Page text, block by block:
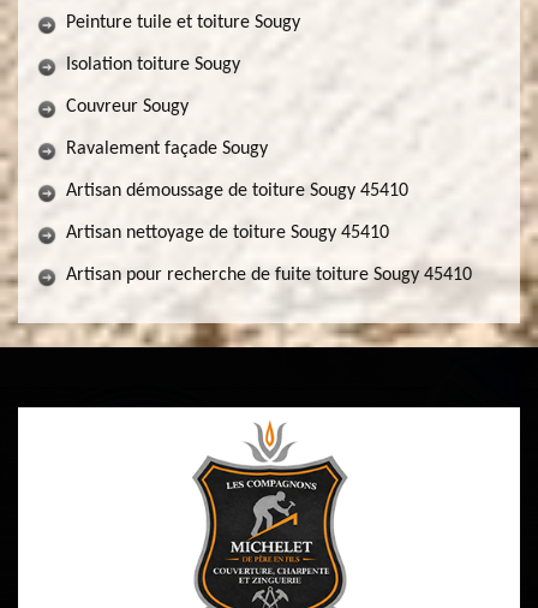
Peinture tuile et toiture Sougy
Isolation toiture Sougy
Couvreur Sougy
Ravalement façade Sougy
Artisan démoussage de toiture Sougy 45410
Artisan nettoyage de toiture Sougy 45410
Artisan pour recherche de fuite toiture Sougy 45410